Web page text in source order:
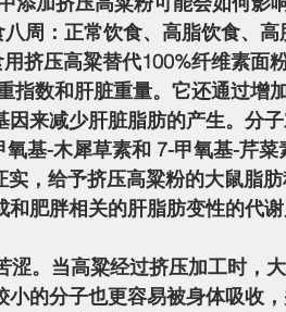
周：正常饮食、高脂饮食、
挤压高粱替代100%纤维素面
指数和肝脏重量。它还通过增
来减少肝脏脂肪的产生。分
基-木犀草素和 7-甲氧基-芹
，给予挤压高粱粉的大鼠脂
肥胖相关的肝脂肪变性的代
的分子也更容易被身体吸收